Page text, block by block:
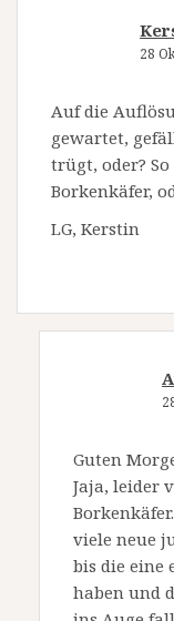
28
Auf die
gewartet,
trügt, oder?
Borkenkäfer,
LG, Kerstin
Guten
Jaja, leider
viele neue
bis die eine
haben und